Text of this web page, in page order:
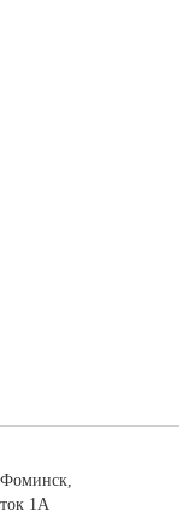
Фоминск,
1А